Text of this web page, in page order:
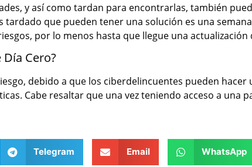
y así como tardan para encontrarlas, también
que pueden tener una solución es una
por lo menos hasta que llegue una actualización
Cero?
debido a que los ciberdelincuentes pueden hacer
Cabe resaltar que una vez teniendo acceso a una
Telegram Email WhatsApp